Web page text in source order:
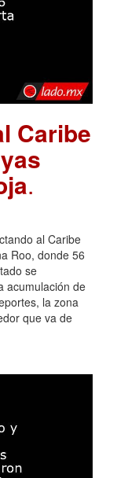
Caribe
.
al Caribe
Roo, donde 56
se
acumulación de
la zona
que va de